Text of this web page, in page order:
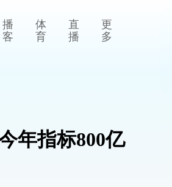
播
客
体
育
直
播
更
多
年指标800亿